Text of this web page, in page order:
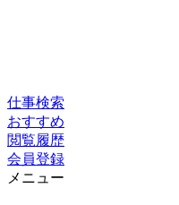
仕事検索
おすすめ
閲覧履歴
会員登録
メニュー